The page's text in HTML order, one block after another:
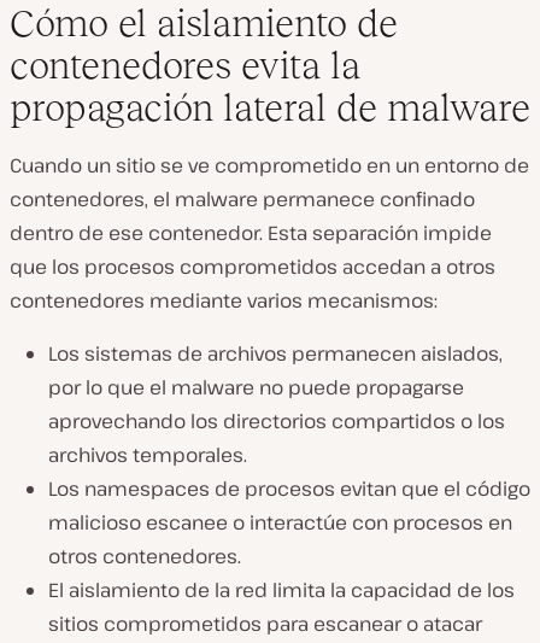
Cómo el aislamiento de
contenedores evita la
propagación lateral de malware
Cuando un sitio se ve comprometido en un entorno de
contenedores, el malware permanece confinado
dentro de ese contenedor. Esta separación impide
que los procesos comprometidos accedan a otros
contenedores mediante varios mecanismos:
Los sistemas de archivos permanecen aislados,
por lo que el malware no puede propagarse
aprovechando los directorios compartidos o los
archivos temporales.
Los namespaces de procesos evitan que el código
malicioso escanee o interactúe con procesos en
otros contenedores.
El aislamiento de la red limita la capacidad de los
sitios comprometidos para escanear o atacar